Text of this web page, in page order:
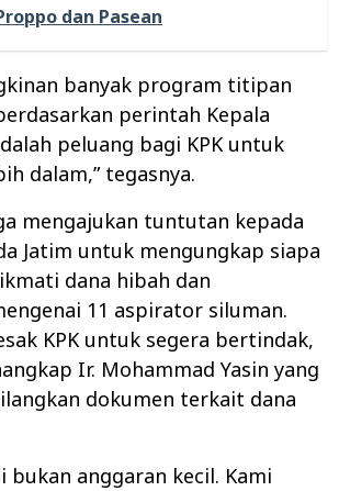
dan Pasean
banyak program titipan
perintah Kepala
peluang bagi KPK untuk
dalam,” tegasnya.
mengajukan tuntutan kepada
Jatim untuk mengungkap siapa
dana hibah dan
11 aspirator siluman.
KPK untuk segera bertindak,
Ir. Mohammad Yasin yang
dokumen terkait dana
bukan anggaran kecil. Kami